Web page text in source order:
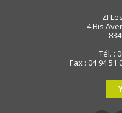
ZI
4 Bis
Tél. :
Fax : 04 94 51